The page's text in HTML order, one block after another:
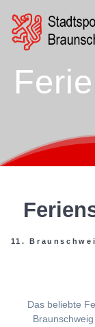
11.
Das beliebte